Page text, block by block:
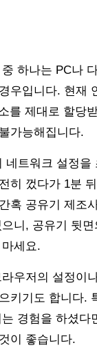
하나는 PC나
우입니다. 현재
를 제대로 할당
가능해집니다.
네트워크 설정을
히 껐다가 1분
혹 공유기 제조
니, 공유기 뒷
세요.
우저의 설정이
키기도 합니다.
경험을 하셨다
이 좋습니다.